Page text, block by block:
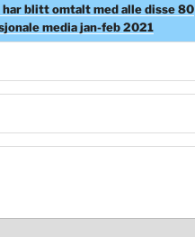
har blitt omtalt med alle disse 80
media jan-feb 2021